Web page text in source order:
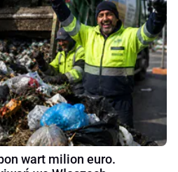
wart milion euro.